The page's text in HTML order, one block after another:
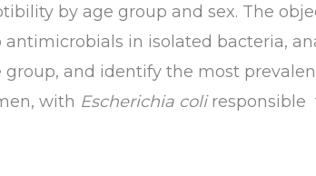
by age group and sex. The
in isolated bacteria,
and identify the most
with Escherichia coliresponsible